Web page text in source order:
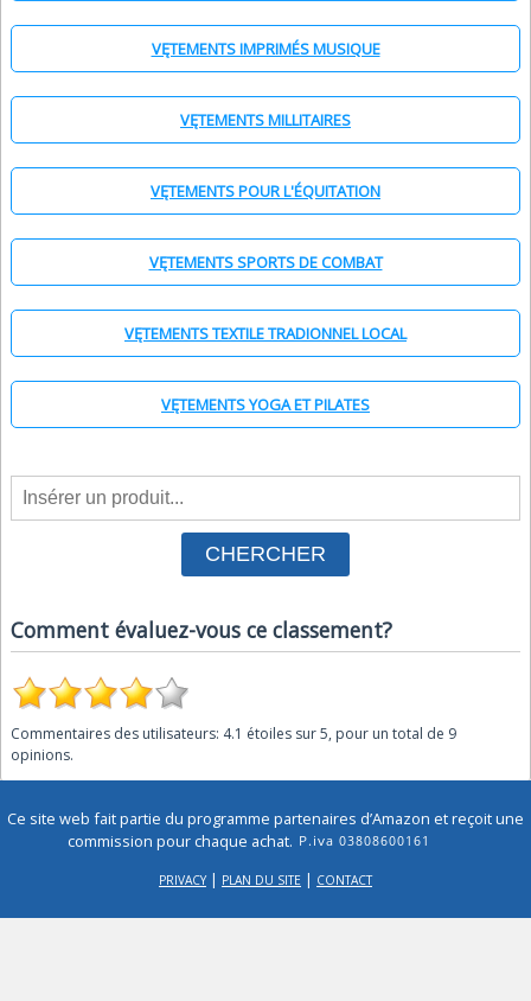
VĘTEMENTS IMPRIMÉS MUSIQUE
VĘTEMENTS MILLITAIRES
VĘTEMENTS POUR L'ÉQUITATION
VĘTEMENTS SPORTS DE COMBAT
VĘTEMENTS TEXTILE TRADIONNEL LOCAL
VĘTEMENTS YOGA ET PILATES
Comment évaluez-vous ce classement?
Commentaires des utilisateurs: 4.1 étoiles sur5, pour un total de 9
opinions.
Ce site web fait partie du programme partenaires d’Amazon et reçoit une
commission pour chaque achat.
PRIVACY| PLAN DU SITE | CONTACT